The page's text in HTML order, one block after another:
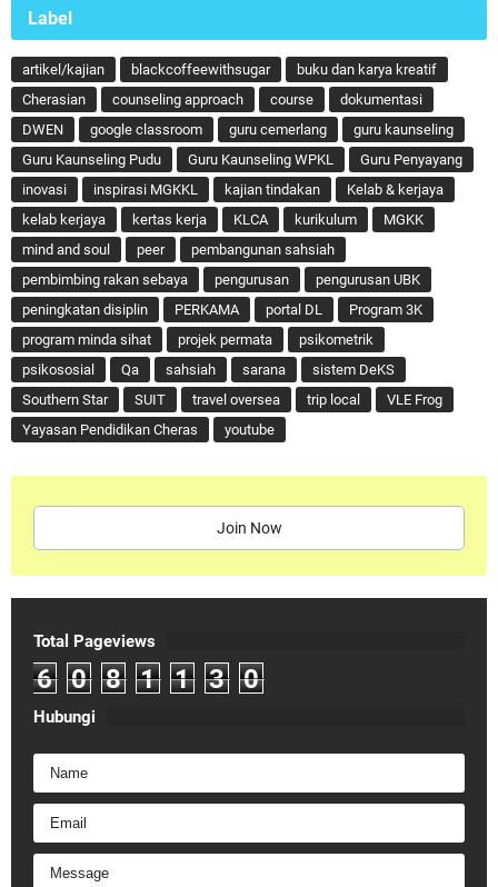
Label
artikel/kajian blackcoffeewithsugar
buku dan karya kreatif
Cherasian
counseling approach course
dokumentasi
DWEN
google classroom guru cemerlang
guru kaunseling
Guru Kaunseling Pudu
Guru Kaunseling WPKL
Guru Penyayang
inovasi
inspirasi MGKKL kajian tindakan
Kelab & kerjaya
kelab kerjaya
kertas kerja KLCA kurikulum
MGKK
mind and soul
peer
pembangunan sahsiah
pembimbing rakan sebaya
pengurusan
pengurusan UBK
peningkatan disiplin
PERKAMA portal DL
Program 3K
program minda sihat
projek permata
psikometrik
psikososial
Qa sahsiah sarana
sistem DeKS
Southern Star
SUIT travel oversea trip local
VLE Frog
Yayasan Pendidikan Cheras
youtube
Join Now
Total Pageviews
6 0 8 1 1 3 0
Hubungi